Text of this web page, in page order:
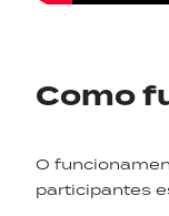
Como
O
participantes